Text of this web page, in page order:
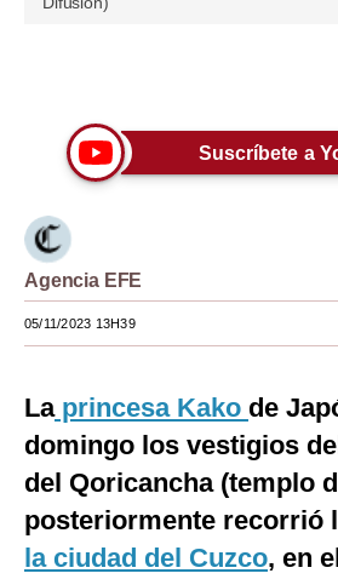
Editorial
Tendencias
Viajes
Moda
Estilos
Mundo
EEUU
México
España
Suscríbete a
Agencia EFE
05/11/2023 13H39
Laprincesa Kako de
domingo los vestigios
del Qoricancha (templo
posteriormente recorrió
la ciudad del Cuzco, en